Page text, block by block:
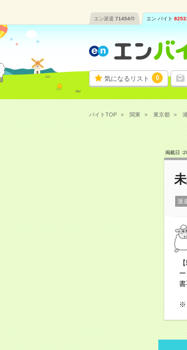
エン派遣 71454件 エン バイト
気になるリスト 0
バイトTOP 関東 東京都
掲載日 :
派
※